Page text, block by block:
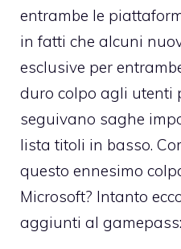
entrambe le
in fatti che alcuni
esclusive per
duro colpo agli utenti
seguivano saghe
lista titoli in basso.
questo ennesimo
Microsoft? Intanto
aggiunti al gamepass: